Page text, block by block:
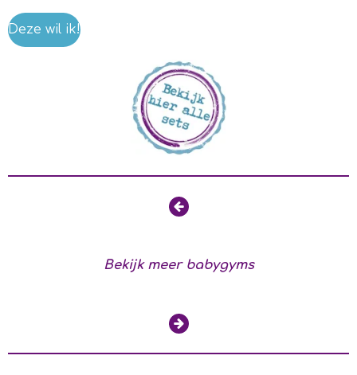
Deze wil ik!
Bekijk meer babygyms